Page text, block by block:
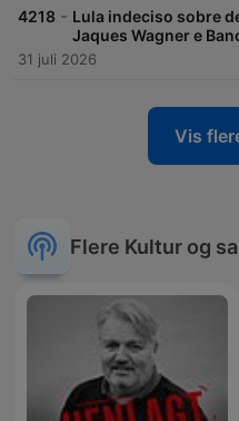
4218 - Lula indeciso sobre
Jaques Wagner e
31 juli 2026
Vis
Flere Kultur og